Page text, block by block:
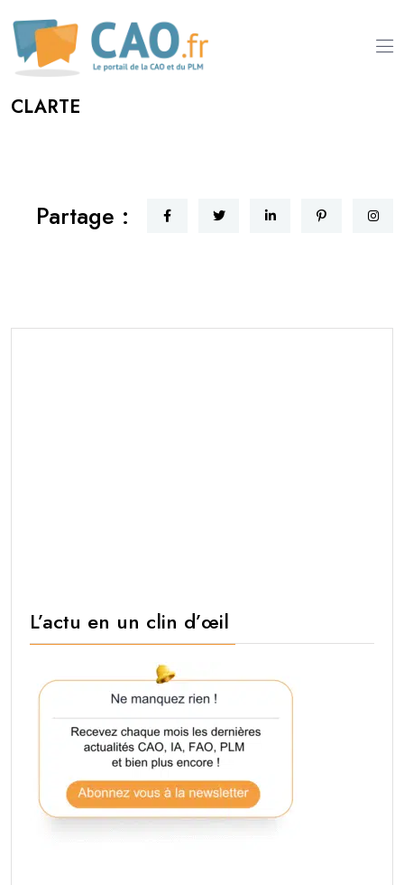
CLARTE
Partage :
L’actu en un clin d’œil